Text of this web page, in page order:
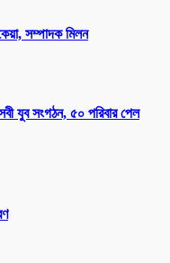
সম্পাদক মিলন
যুব সংগঠন, ৫০ পরিবার পেল